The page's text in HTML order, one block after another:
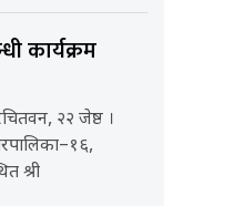
कार्यक्रम
२२ जेष्ठ ।
श्री